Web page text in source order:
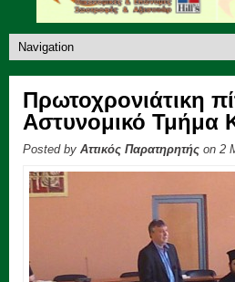
Πρωτοχρονιάτικη
Αστυνομικό Τμήμα
Posted by Αττικός Παρατηρητής on 2